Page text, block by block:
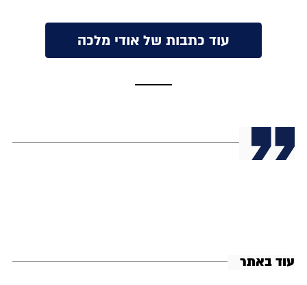
עוד כתבות של אודי מלכה
עוד באתר